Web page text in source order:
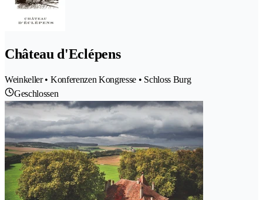
Château d'Eclépens
Weinkeller • Konferenzen Kongresse • Schloss Burg
Geschlossen